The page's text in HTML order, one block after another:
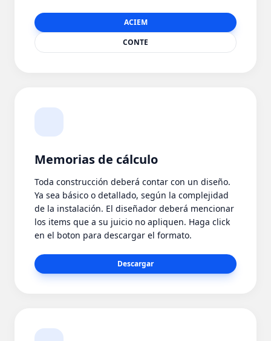
ACIEM
CONTE
Memorias de cálculo
Toda construcción deberá contar con un diseño.
Ya sea básico o detallado, según la complejidad
de la instalación. El diseñador deberá mencionar
los items que a su juicio no apliquen. Haga click
en el boton para descargar el formato.
Descargar